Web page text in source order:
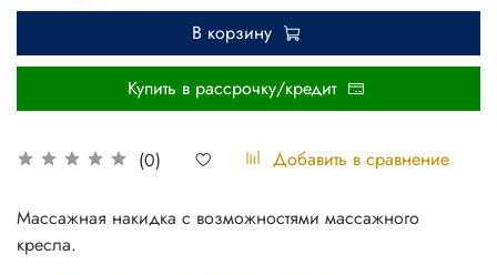
(0) Добавить в сравнение
В корзину
Купить в рассрочку/кредит
Массажная накидка с возможностями массажного
кресла.